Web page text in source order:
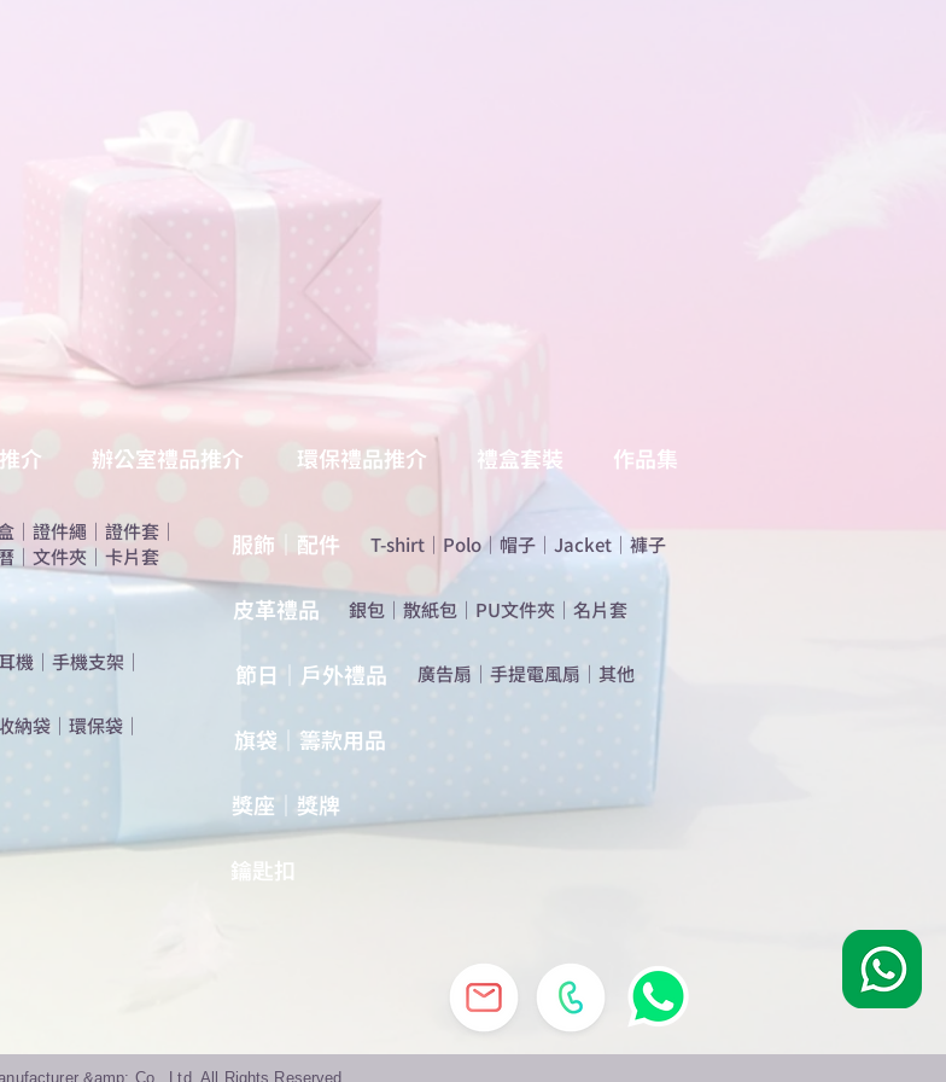
介 辦公室禮品推介 環保禮品推介 禮盒套裝 作品集
｜ 證件繩 ｜ 證件套 ｜
｜ 文件夾 ｜ 卡片套
機 ｜ 手機支架 ｜
納袋 ｜ 環保袋 ｜
服飾｜配件 T-shirt ｜ Polo｜ 帽子 ｜ Jacket ｜ 褲子
​皮革禮品 ​銀包 ｜ 散紙包 ｜ PU文件夾 ｜ 名片套
節日｜戶外禮品 ​廣告扇 ｜ 手提電風扇 ｜ 其他
旗袋｜籌款用品
​獎座｜獎牌
​鑰匙扣
&amp; Co., Ltd. All Rights Reserved.